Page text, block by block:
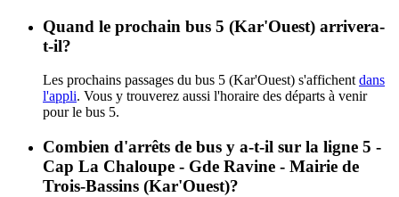
Quand le prochain bus 5 (Kar'Ouest) arrivera-
t-il?
Les prochains passages du bus 5 (Kar'Ouest) s'affichent dans
l'appli. Vous y trouverez aussi l'horaire des départs à venir
pour le bus 5.
Combien d'arrêts de bus y a-t-il sur la ligne 5 -
Cap La Chaloupe - Gde Ravine - Mairie de
Trois-Bassins (Kar'Ouest)?